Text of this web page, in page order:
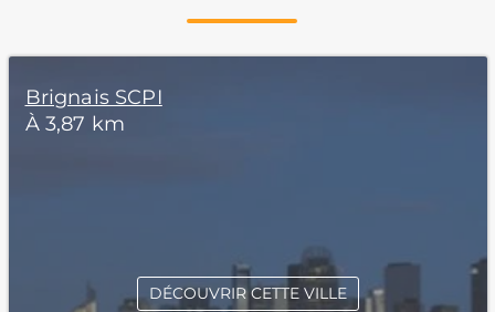
Brignais SCPI
À 3,87 km
DÉCOUVRIR CETTE VILLE